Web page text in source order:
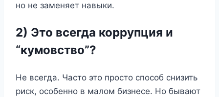
но не заменяет навыки.
2) Это всегда коррупция и
“кумовство”?
Не всегда. Часто это просто способ снизить
риск, особенно в малом бизнесе. Но бывают